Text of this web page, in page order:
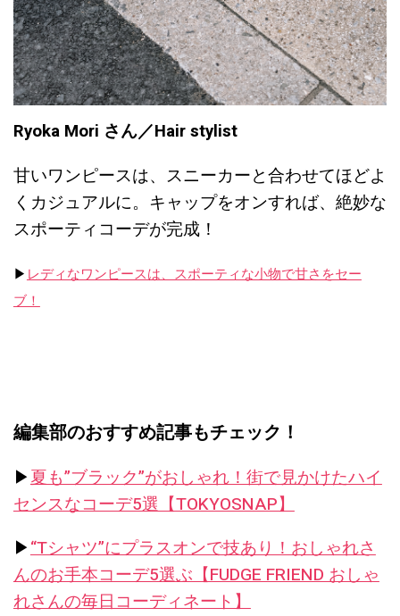
Ryoka Mori さん／Hair stylist
甘いワンピースは、スニーカーと合わせてほどよ
くカジュアルに。キャップをオンすれば、絶妙な
スポーティコーデが完成！
▶︎ レディなワンピースは、スポーティな小物で甘さをセー
ブ！
編集部のおすすめ記事もチェック！
▶︎夏も”ブラック”がおしゃれ！街で見かけたハイ
センスなコーデ5選【TOKYOSNAP】
▶︎“Tシャツ”にプラスオンで技あり！おしゃれさ
んのお手本コーデ5選ぶ【FUDGE FRIEND おしゃ
れさんの毎日コーディネート】